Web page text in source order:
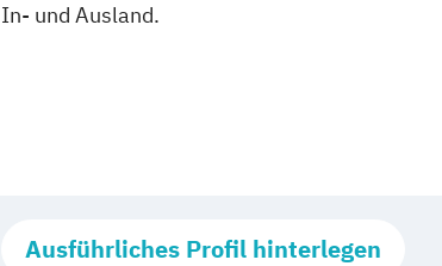
In- und Ausland.
Ausführliches Profil hinterlegen